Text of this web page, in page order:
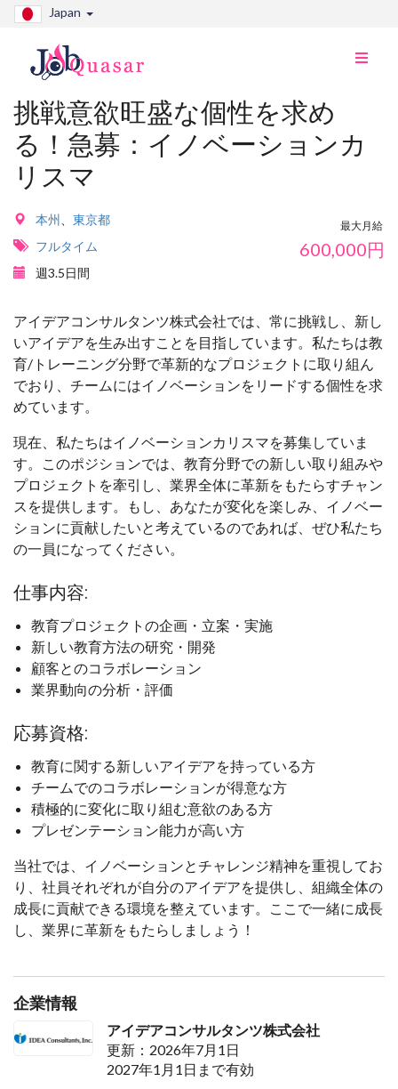
Japan
ナ
え
挑戦意欲旺盛な個性を求め
る！急募：イノベーションカ
リスマ
本州
東京都
フルタイム
週3.5日間
最大月給
600,000円
アイデアコンサルタンツ株式会社では、常に挑戦し、新し
いアイデアを生み出すことを目指しています。私たちは教
育/トレーニング分野で革新的なプロジェクトに取り組ん
でおり、チームにはイノベーションをリードする個性を求
めています。
現在、私たちはイノベーションカリスマを募集していま
す。このポジションでは、教育分野での新しい取り組みや
プロジェクトを牽引し、業界全体に革新をもたらすチャン
スを提供します。もし、あなたが変化を楽しみ、イノベー
ションに貢献したいと考えているのであれば、ぜひ私たち
の一員になってください。
仕事内容:
教育プロジェクトの企画・立案・実施
新しい教育方法の研究・開発
顧客とのコラボレーション
業界動向の分析・評価
応募資格:
教育に関する新しいアイデアを持っている方
チームでのコラボレーションが得意な方
積極的に変化に取り組む意欲のある方
プレゼンテーション能力が高い方
当社では、イノベーションとチャレンジ精神を重視してお
り、社員それぞれが自分のアイデアを提供し、組織全体の
成長に貢献できる環境を整えています。ここで一緒に成長
し、業界に革新をもたらしましょう！
企業情報
アイデアコンサルタンツ株式会社
更新：2026年7月1日
2027年1月1日まで有効